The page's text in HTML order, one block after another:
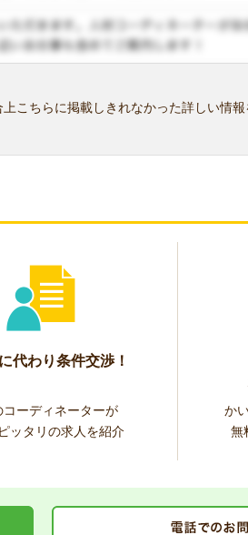
こちらに掲載しきれなかった詳しい情報
代わり条件交渉！
コーディネーターが
ッタリの求人を紹介
か
無